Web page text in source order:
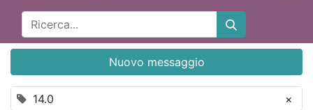
14.0 ×
Nuovo messaggio